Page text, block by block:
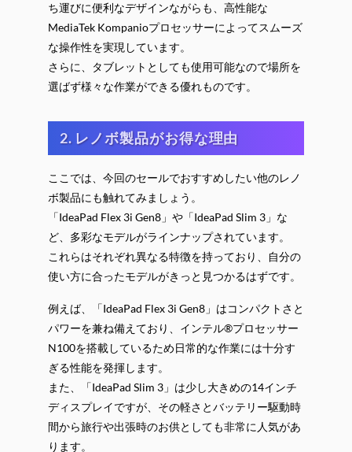
ち運びに便利なデザインながらも、高性能な
MediaTek Kompanioプロセッサーによってスムーズ
な操作性を実現しています。
さらに、タブレットとしても使用可能なので場所を
選ばず様々な作業ができる優れものです。
2. レノボ製品がお得な理由
ここでは、今回のセールでおすすめしたい他のレノ
ボ製品にも触れてみましょう。
「IdeaPad Flex 3i Gen8」や「IdeaPad Slim 3」な
ど、多彩なモデルがラインナップされています。
これらはそれぞれ異なる特徴を持っており、自分の
使い方に合ったモデルがきっと見つかるはずです。
例えば、「IdeaPad Flex 3i Gen8」はコンパクトさと
パワーを兼ね備えており、インテル®プロセッサー
N100を搭載しているため日常的な作業には十分す
ぎる性能を発揮します。
また、「IdeaPad Slim 3」は少し大きめの14インチ
ディスプレイですが、その軽さとバッテリー駆動時
間から旅行や出張時のお供としても非常に人気があ
ります。